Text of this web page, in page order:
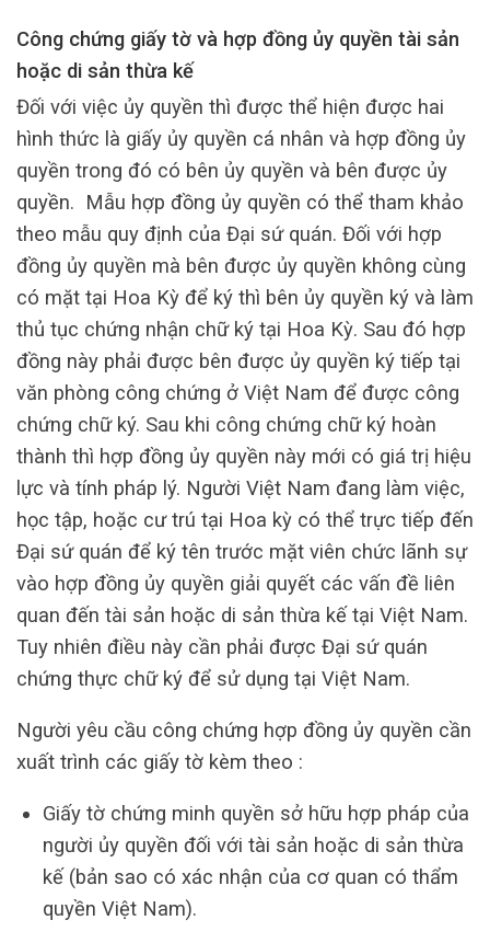
Công chứng giấy tờ và hợp đồng ủy quyền tài sản
hoặc di sản thừa kế
Đối với việc ủy quyền thì được thể hiện được hai
hình thức là giấy ủy quyền cá nhân và hợp đồng ủy
quyền trong đó có bên ủy quyền và bên được ủy
quyền. Mẫu hợp đồng ủy quyền có thể tham khảo
theo mẫu quy định của Đại sứ quán. Đối với hợp
đồng ủy quyền mà bên được ủy quyền không cùng
có mặt tại Hoa Kỳ để ký thì bên ủy quyền ký và làm
thủ tục chứng nhận chữ ký tại Hoa Kỳ. Sau đó hợp
đồng này phải được bên được ủy quyền ký tiếp tại
văn phòng công chứng ở Việt Nam để được công
chứng chữ ký. Sau khi công chứng chữ ký hoàn
thành thì hợp đồng ủy quyền này mới có giá trị hiệu
lực và tính pháp lý. Người Việt Nam đang làm việc,
học tập, hoặc cư trú tại Hoa kỳ có thể trực tiếp đến
Đại sứ quán để ký tên trước mặt viên chức lãnh sự
vào hợp đồng ủy quyền giải quyết các vấn đề liên
quan đến tài sản hoặc di sản thừa kế tại Việt Nam.
Tuy nhiên điều này cần phải được Đại sứ quán
chứng thực chữ ký để sử dụng tại Việt Nam.
Người yêu cầu công chứng hợp đồng ủy quyền cần
xuất trình các giấy tờ kèm theo :
Giấy tờ chứng minh quyền sở hữu hợp pháp của
người ủy quyền đối với tài sản hoặc di sản thừa
kế (bản sao có xác nhận của cơ quan có thẩm
quyền Việt Nam).